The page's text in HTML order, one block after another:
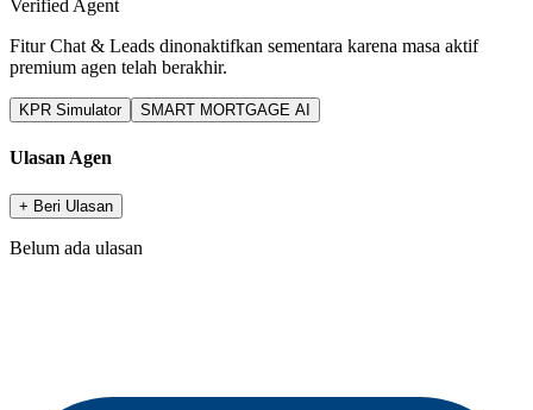
Verified Agent
Fitur Chat & Leads dinonaktifkan sementara karena masa aktif
premium agen telah berakhir.
KPR Simulator SMART MORTGAGE AI
Ulasan Agen
+ Beri Ulasan
Belum ada ulasan